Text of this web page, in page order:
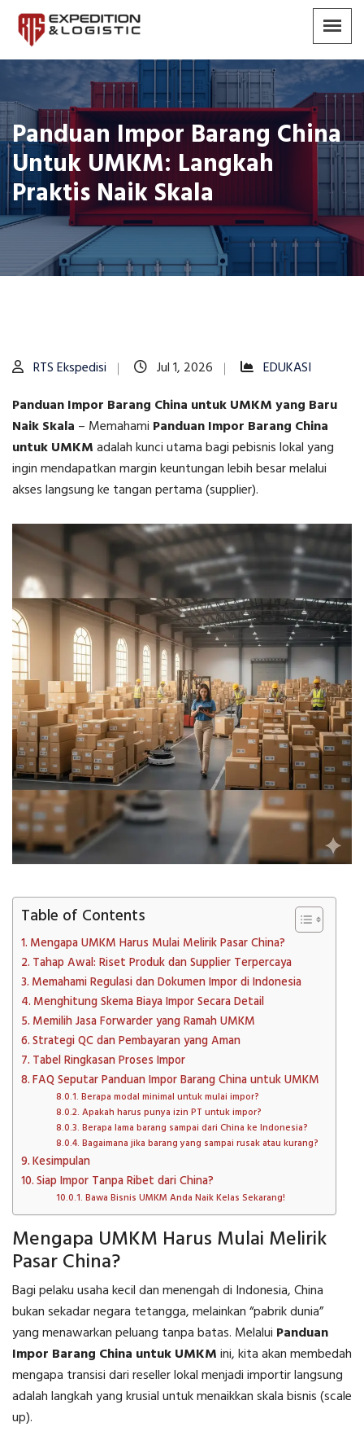
Panduan Impor Barang China
Untuk UMKM: Langkah
Praktis Naik Skala
RTS Ekspedisi Jul 1, 2026
EDUKASI
Panduan Impor Barang China untuk UMKM yang Baru
Naik Skala – Memahami Panduan Impor Barang China
untuk UMKMadalah kunci utama bagi pebisnis lokal yang
ingin mendapatkan margin keuntungan lebih besar melalui
akses langsung ke tangan pertama (supplier).
Table of Contents
Mengapa UMKM Harus Mulai Melirik Pasar China?
Tahap Awal: Riset Produk dan Supplier Terpercaya
Memahami Regulasi dan Dokumen Impor di Indonesia
Menghitung Skema Biaya Impor Secara Detail
Memilih Jasa Forwarder yang Ramah UMKM
Strategi QC dan Pembayaran yang Aman
Tabel Ringkasan Proses Impor
FAQ Seputar Panduan Impor Barang China untuk UMKM
Berapa modal minimal untuk mulai impor?
Apakah harus punya izin PT untuk impor?
Berapa lama barang sampai dari China ke Indonesia?
Bagaimana jika barang yang sampai rusak atau kurang?
Kesimpulan
Siap Impor Tanpa Ribet dari China?
Bawa Bisnis UMKM Anda Naik Kelas Sekarang!
Mengapa UMKM Harus Mulai Melirik
Pasar China?
Bagi pelaku usaha kecil dan menengah di Indonesia, China
bukan sekadar negara tetangga, melainkan “pabrik dunia”
yang menawarkan peluang tanpa batas. Melalui Panduan
Impor Barang China untuk UMKMini, kita akan membedah
mengapa transisi dari reseller lokal menjadi importir langsung
adalah langkah yang krusial untuk menaikkan skala bisnis (scale
up).